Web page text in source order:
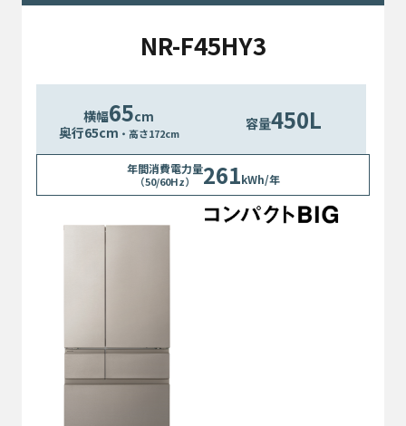
NR-F45HY3
横幅65cm
奥行65cm ・高さ172cm
容量450L
年間消費電力量
（50/60Hz） 261kWh/年